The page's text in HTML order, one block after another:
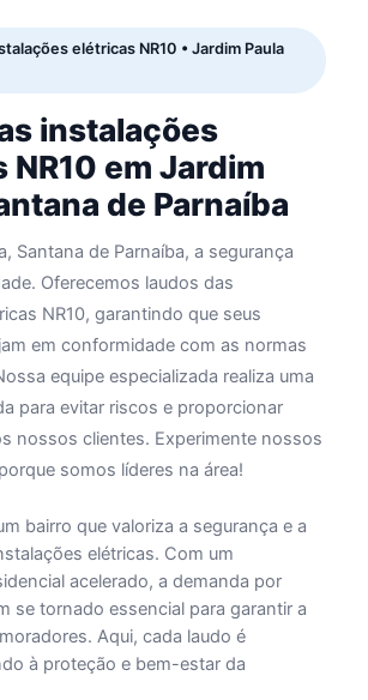
elétricas NR10 • Jardim Paula
instalações
NR10 em Jardim
de Parnaíba
Santana de Parnaíba, a segurança
Oferecemos laudos das
NR10, garantindo que seus
em conformidade com as normas
equipe especializada realiza uma
para evitar riscos e proporcionar
nossos clientes. Experimente nossos
somos líderes na área!
bairro que valoriza a segurança e a
elétricas. Com um
acelerado, a demanda por
se tornado essencial para garantir a
Aqui, cada laudo é
à proteção e bem-estar da